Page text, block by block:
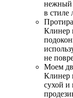
нежный
в стиле
Клинер
не
Моем
Клинер
сухой и